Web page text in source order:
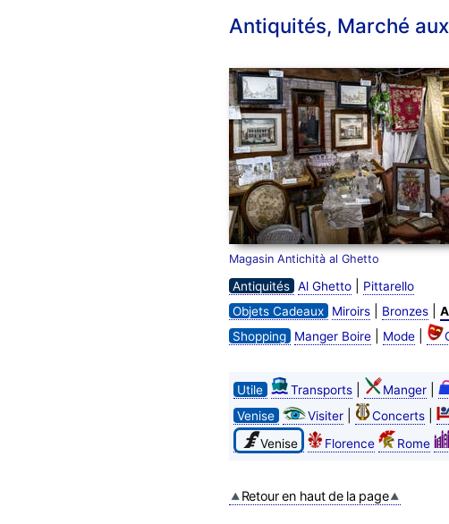
Antiquités, Marché
Magasin Antichità al Ghetto
Antiquités Al Ghetto|
Pittarello
Objets Cadeaux
Miroirs| Bronzes|
Shopping
Manger Boire| Mode|
Utile Transports| Manger|
Venise
Visiter| Concerts|
Venise
Florence Rome
Retour en haut de la page